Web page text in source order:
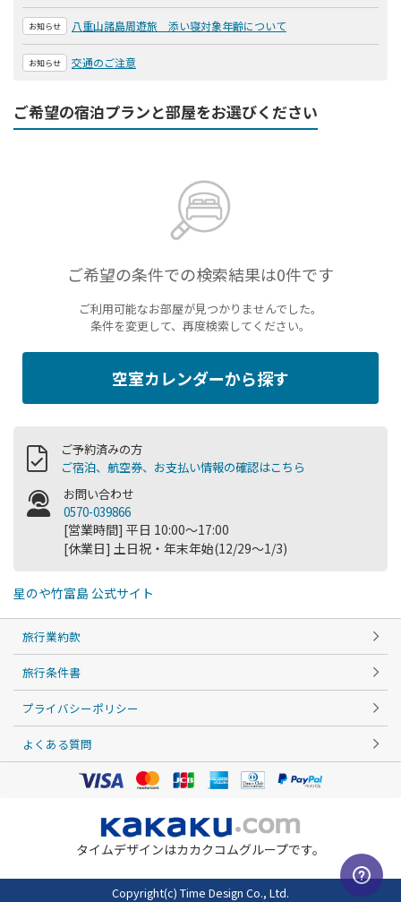
お知らせ 八重山諸島周遊旅 添い寝対象年齢について
お知らせ 交通のご注意
ご希望の宿泊プランと部屋をお選びください
ご希望の条件での検索結果は0件です
ご利用可能なお部屋が見つかりませんでした。
条件を変更して、再度検索してください。
空室カレンダーから探す
ご予約済みの方
ご宿泊、航空券、お支払い情報の確認はこちら
お問い合わせ
0570-039866
[営業時間] 平日 10:00～17:00
[休業日] 土日祝・年末年始(12/29～1/3)
星のや竹富島 公式サイト
旅行業約款
旅行条件書
プライバシーポリシー
よくある質問
タイムデザインはカカクコムグループです。
Copyright(c) Time Design Co., Ltd.